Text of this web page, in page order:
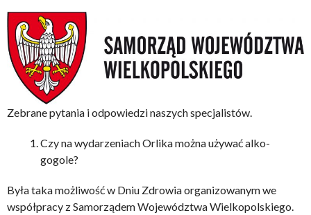
Zebrane pytania i odpowiedzi naszych specjalistów.
Czy na wydarzeniach Orlika można używać alko-
gogole?
Była taka możliwość w Dniu Zdrowia organizowanym we
współpracy z Samorządem Województwa Wielkopolskiego.